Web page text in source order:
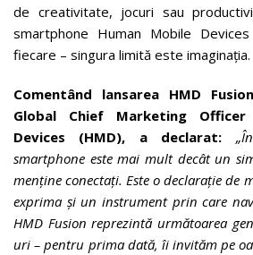
de creativitate, jocuri sau
smartphone Human Mobile
fiecare – singura limită este imaginația.
Comentând lansarea HMD
Global Chief Marketing
Devices (HMD), a declarat:
smartphone este mai mult decât un
menține conectați. Este o declarație de
exprima și un instrument prin care
HMD Fusion reprezintă următoarea
uri – pentru prima dată, îi invităm pe